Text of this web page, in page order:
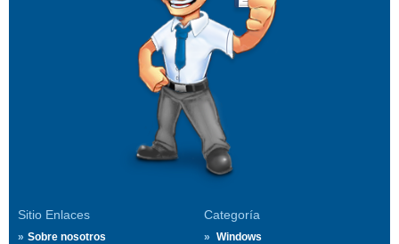
Sitio Enlaces
Sobre nosotros
Categoría
Windows